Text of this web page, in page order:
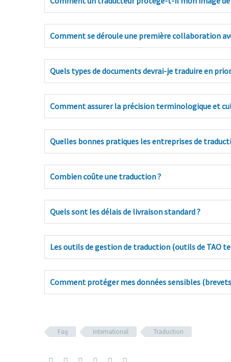
Comment se déroule une première collaboration
Quels types de documents devrai-je traduire en
Comment assurer la précision terminologique et
Quelles bonnes pratiques les entreprises de
Combien coûte une traduction ?
Quels sont les délais de livraison standard ?
Les outils de gestion de traduction (outils de TAO
Comment protéger mes données sensibles
Faq International Traduction